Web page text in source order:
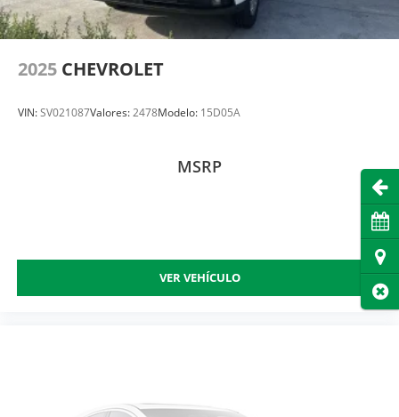
2025 CHEVROLET
VIN:SV021087Valores:2478Modelo: 15D05A
MSRP
VER VEHÍCULO